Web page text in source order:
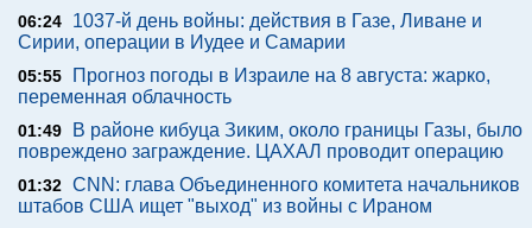
06:24
1037-й день войны: действия в Газе, Ливане и
Сирии, операции в Иудее и Самарии
05:55
Прогноз погоды в Израиле на 8 августа: жарко,
переменная облачность
01:49
В районе кибуца Зиким, около границы Газы, было
повреждено заграждение. ЦАХАЛ проводит операцию
01:32 CNN: глава Объединенного комитета начальников
штабов США ищет "выход" из войны с Ираном